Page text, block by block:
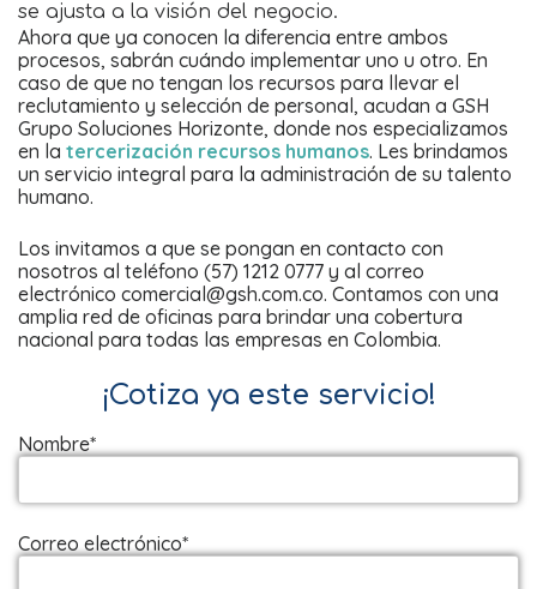
se ajusta a la visión del negocio.
Ahora que ya conocen la diferencia entre ambos
procesos, sabrán cuándo implementar uno u otro. En
caso de que no tengan los recursos para llevar el
reclutamiento y selección de personal, acudan a GSH
Grupo Soluciones Horizonte, donde nos especializamos
en la tercerización recursos humanos. Les brindamos
un servicio integral para la administración de su talento
humano.
Los invitamos a que se pongan en contacto con
nosotros al teléfono (57) 1212 0777 y al correo
electrónico comercial@gsh.com.co. Contamos con una
amplia red de oficinas para brindar una cobertura
nacional para todas las empresas en Colombia.
¡Cotiza ya este servicio!
Nombre*
Correo electrónico*